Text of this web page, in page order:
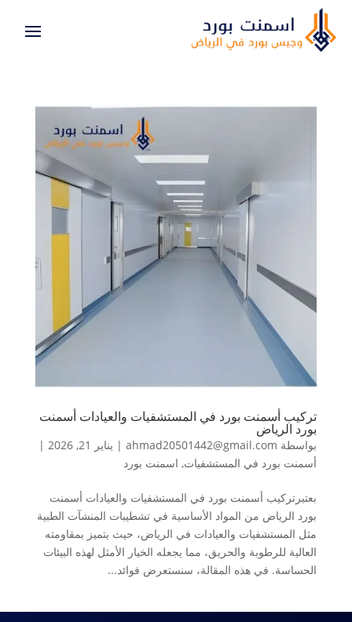
تركيب أسمنت بورد في المستشفيات والعيادات أسمنت
بورد الرياض
بواسطة ahmad20501442@gmail.com
| يناير 21, 2026
|
أسمنت بورد في المستشفيات, اسمنت بورد
بعتبرتركيب أسمنت بورد في المستشفيات والعيادات أسمنت
بورد الرياض من المواد الأساسية في تشطيبات المنشآت الطبية
مثل المستشفيات والعيادات في الرياض، حيث يتميز بمقاومته
العالية للرطوبة والحريق، مما يجعله الخيار الأمثل لهذه البيئات
الحساسة. في هذه المقالة، سنستعرض فوائد...